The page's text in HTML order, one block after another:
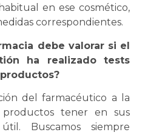
en ese cosmético,
correspondientes.
debe valorar si el
ha realizado tests
del farmacéutico a la
tener en sus
Buscamos siempre